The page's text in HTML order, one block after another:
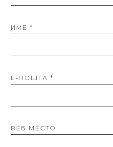
ИМЕ*
Е-ПОШТА*
ВЕБ МЕСТО